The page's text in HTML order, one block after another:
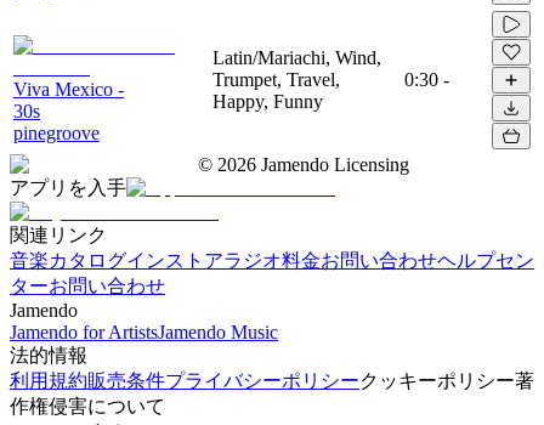
Viva Mexico -
30s
pinegroove
Latin/Mariachi, Wind,
Trumpet, Travel,
Happy, Funny
0:30 -
© 2026 Jamendo Licensing
アプリを入手
関連リンク
音楽カタログインストアラジオ料金お問い合わせヘルプセン
ターお問い合わせ
Jamendo
Jamendo for ArtistsJamendo Music
法的情報
利用規約販売条件プライバシーポリシークッキーポリシー著
作権侵害について